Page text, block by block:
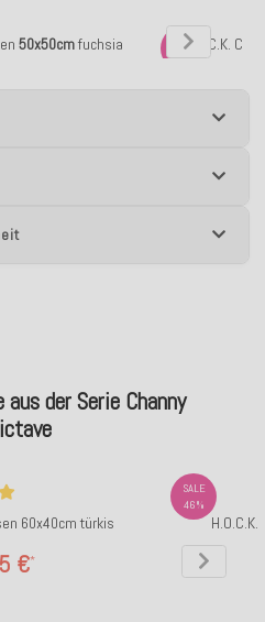
50x50cmfuchsia
SALE
45%
H.O.C.K.
der Serie Channy
60x40cm türkis
€*
SALE
46%